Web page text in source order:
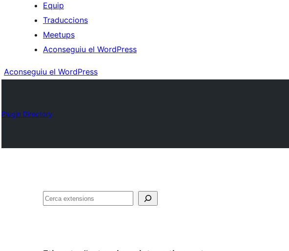
Equip
Traduccions
Meetups
Aconseguiu el WordPress
Aconseguiu el WordPress
Plugin Directory
Cerca